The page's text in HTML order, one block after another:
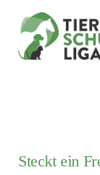
FÖRDERN &
Steckt ein